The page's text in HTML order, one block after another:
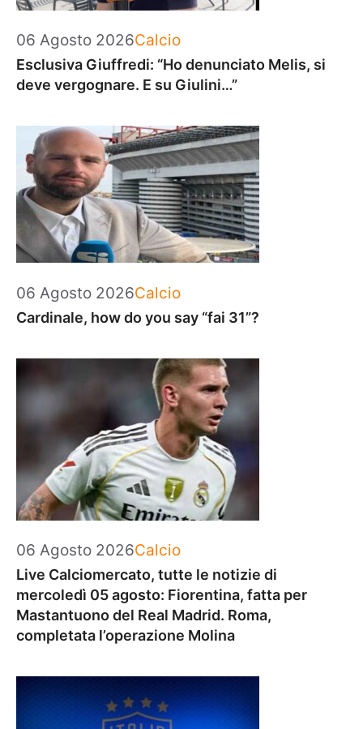
06 Agosto 2026Categorie
Calcio
Esclusiva Giuffredi: “Ho denunciato Melis, si
deve vergognare. E su Giulini…”
06 Agosto 2026Categorie
Calcio
Cardinale, how do you say “fai 31”?
06 Agosto 2026Categorie
Calcio
Live Calciomercato, tutte le notizie di
mercoledì 05 agosto: Fiorentina, fatta per
Mastantuono del Real Madrid. Roma,
completata l’operazione Molina